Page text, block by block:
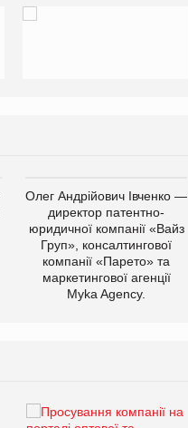
Олег Андрійович Івченко —
директор патентно-
юридичної компанії «Вайз
Груп», консалтингової
компанії «Парето» та
маркетингової агенції
Myka Agency.